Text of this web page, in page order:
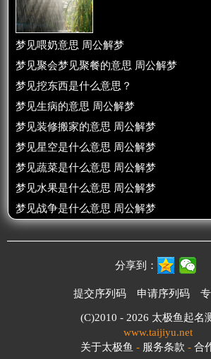
梦见喂奶意思 周公解梦
梦见聚会梦见聚餐的意思 周公解梦
梦见挖东西是什么意思？
梦见生病的意思 周公解梦
梦见装修搬家的意思 周公解梦
梦见星空是什么意思 周公解梦
梦见蔬菜是什么意思 周公解梦
梦见水果是什么意思 周公解梦
梦见战争是什么意思 周公解梦
分享到：
提交序列码 申请序列码
(C)2010 - 2026 太极鱼起名
www.taijiyu.net
关于太极鱼 - 服务条款 - 合